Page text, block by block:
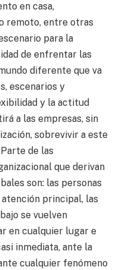
en casa,
remoto, entre otras
para la
de enfrentar las
diferente que va
escenarios y
y la actitud
a las empresas, sin
sobrevivir a este
de las
que derivan
son: las personas
principal, las
se vuelven
en cualquier lugar e
inmediata, ante la
cualquier fenómeno